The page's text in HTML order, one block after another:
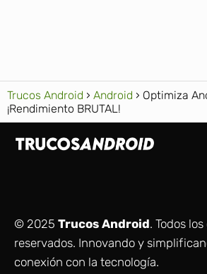
Trucos Android Android
Optimiza
¡Rendimiento BRUTAL!
© 2025 Trucos Android. Todos
reservados. Innovando y
conexión con la tecnología.